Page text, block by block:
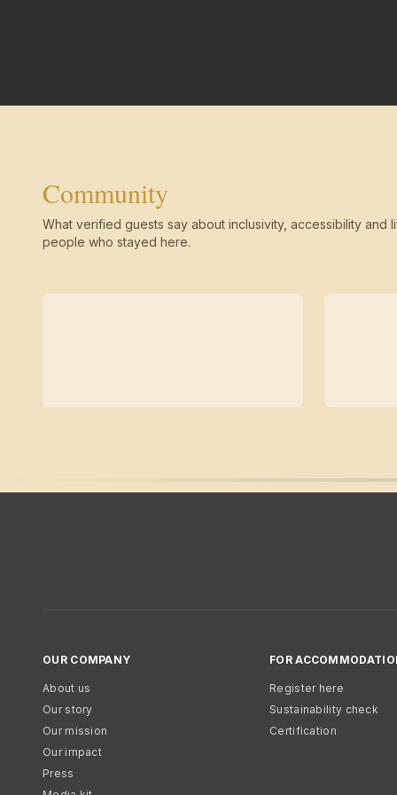
Community
What verified guests say about inclusivity, accessibility and
people who stayed here.
OUR COMPANY
About us
Our story
Our mission
Our impact
Press
FOR
Register here
Sustainability check
Certification